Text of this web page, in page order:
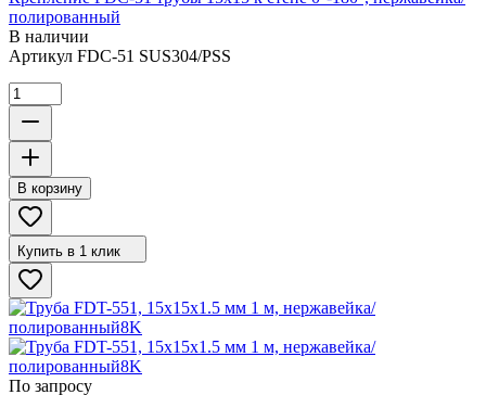
полированный
В наличии
Артикул FDC-51 SUS304/PSS
В корзину
Купить в 1 клик
По запросу